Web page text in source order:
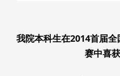
我院本科生在2014首届
赛中喜